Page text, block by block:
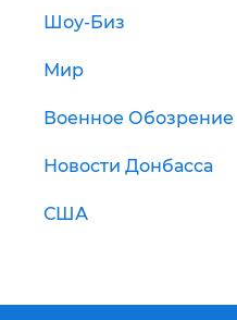
Шоу-Биз
Мир
Военное Обозрение
Новости Донбасса
США